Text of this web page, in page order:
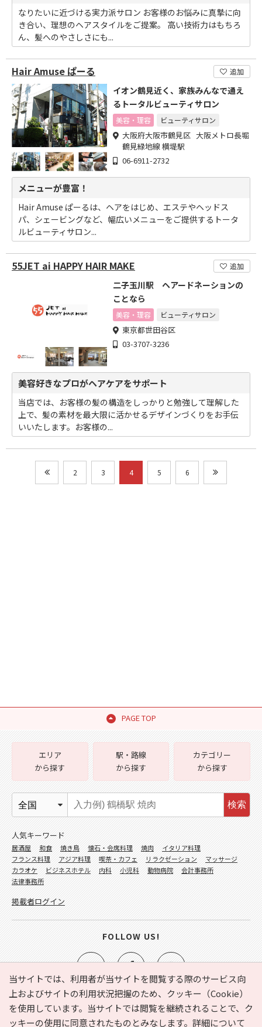
なりたいに近づける実力派サロン お客様のお悩みに真摯に向
き合い、理想のヘアスタイルをご提案。 高い技術力はもちろ
ん、髪へのやさしさにも...
Hair Amuse ぱーる 追加
イオン鶴見近く、家族みんなで通え
るトータルビューティサロン
美容・理容 ビューティサロン
大阪府大阪市鶴見区 大阪メトロ長堀
鶴見緑地線 横堤駅
06-6911-2732
メニューが豊富！
Hair Amuse ぱーるは、ヘアをはじめ、エステやヘッドス
パ、シェービングなど、幅広いメニューをご提供するトータ
ルビューティサロン...
55JET ai HAPPY HAIR MAKE 追加
二子玉川駅 ヘアードネーションの
ことなら
美容・理容 ビューティサロン
東京都世田谷区
03-3707-3236
美容好きなプロがヘアケアをサポート
当店では、お客様の髪の構造をしっかりと勉強して理解した
上で、髪の素材を最大限に活かせるデザインづくりをお手伝
いいたします。お客様の...
2 3 4 5 6
PAGE TOP
当サイトでは、利用者が当サイトを閲覧する際のサービス向
上およびサイトの利用状況把握のため、クッキー（Cookie）
を使用しています。当サイトでは閲覧を継続されることで、ク
ッキーの使用に同意されたものとみなします。詳細について
e-NAVITA（イーナビタ）とは？ お気に入り
ヘルプ
エリア
から探す
駅・路線
から探す
カテゴリー
から探す
検索
人気キーワード
居酒屋 和食 焼き鳥 懐石・会席料理 焼肉
イタリア料理
フランス料理
アジア料理 喫茶・カフェ リラクゼーション
マッサージ
カラオケ
ビジネスホテル 内科 小児科 動物病院
会計事務所
法律事務所
掲載者ログイン
FOLLOW US!